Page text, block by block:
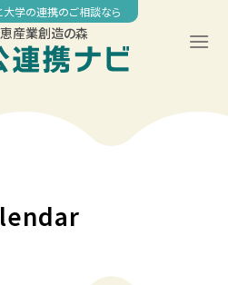
学の連携のご相談なら
産業創造の森